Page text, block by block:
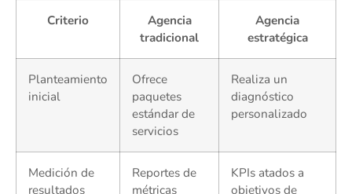
Criterio
Agencia
tradicional
Agencia
estratégica
Planteamiento
inicial
Ofrece
paquetes
estándar de
servicios
Realiza un
diagnóstico
personalizado
Medición de
resultados
Reportes de
métricas
KPIs atados a
objetivos de